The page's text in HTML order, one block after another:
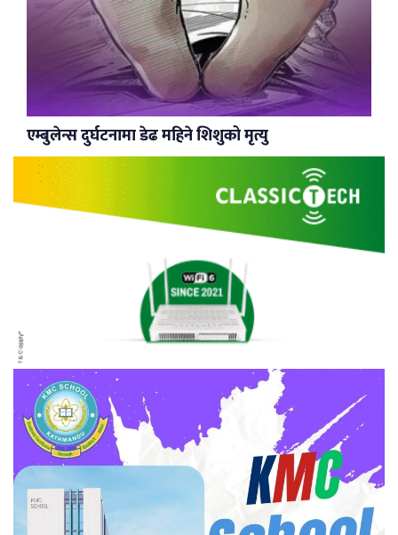
एम्बुलेन्स दुर्घटनामा डेढ महिने शिशुको मृत्यु